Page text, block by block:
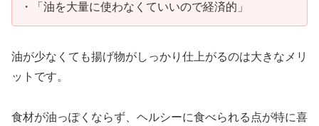
・「油を大量に使わなくていいので経済的」
油が少なくても揚げ物がしっかり仕上がるのは大きなメリ
ットです。
食材が油っぽくならず、ヘルシーに食べられる点が特に喜